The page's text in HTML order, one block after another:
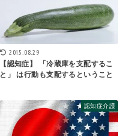
2015.08.29
【認知症】 「冷蔵庫を支配するこ
と」 は行動も支配するということ
認知症介護